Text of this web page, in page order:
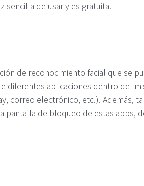
sencilla de usar y es gratuita.
de reconocimiento facial que se
diferentes aplicaciones dentro del
correo electrónico, etc.). Además,
pantalla de bloqueo de estas apps,